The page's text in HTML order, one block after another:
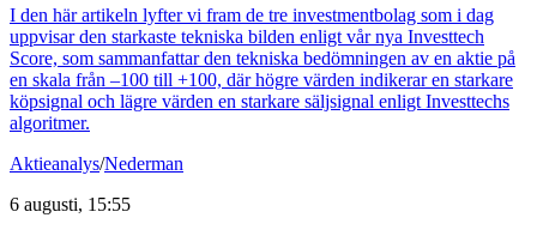
I den här artikeln lyfter vi fram de tre investmentbolag som i dag
uppvisar den starkaste tekniska bilden enligt vår nya Investtech
Score, som sammanfattar den tekniska bedömningen av en aktie på
en skala från –100 till +100, där högre värden indikerar en starkare
köpsignal och lägre värden en starkare säljsignal enligt Investtechs
algoritmer.
Aktieanalys/Nederman
6 augusti, 15:55